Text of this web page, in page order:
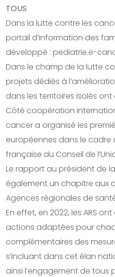
TOUS
Dans la lutte contre les
portail d’information des
développé : pediatrie.e-
Dans le champ de la lutte
projets dédiés à
dans les territoires isolés
Côté coopération
cancer a organisé les
européennes dans le cadre
française du Conseil de
Le rapport au président de
également un chapitre aux
Agences régionales de
En effet, en 2022, les ARS
actions adaptées pour
complémentaires des
s’incluant dans cet élan
ainsi l’engagement de tous